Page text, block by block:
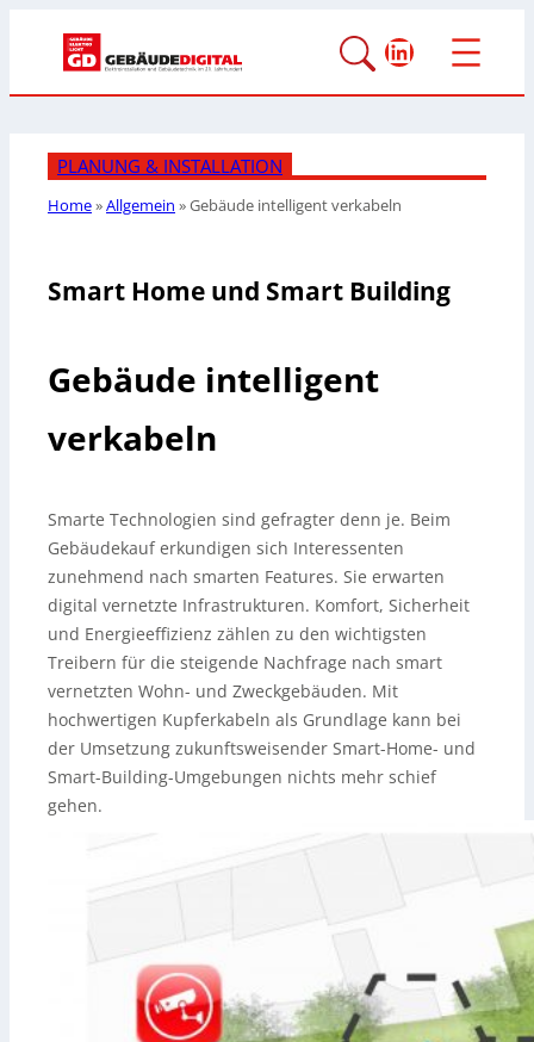
LinkedIn
PLANUNG & INSTALLATION
Home»Allgemein »Gebäude intelligent verkabeln
Smart Home und Smart Building
Gebäude intelligent
verkabeln
Smarte Technologien sind gefragter denn je. Beim
Gebäudekauf erkundigen sich Interessenten
zunehmend nach smarten Features. Sie erwarten
digital vernetzte Infrastrukturen. Komfort, Sicherheit
und Energieeffizienz zählen zu den wichtigsten
Treibern für die steigende Nachfrage nach smart
vernetzten Wohn- und Zweckgebäuden. Mit
hochwertigen Kupferkabeln als Grundlage kann bei
der Umsetzung zukunftsweisender Smart-Home- und
Smart-Building-Umgebungen nichts mehr schief
gehen.